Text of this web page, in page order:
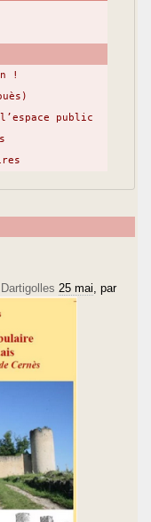
!
public
25 mai , par